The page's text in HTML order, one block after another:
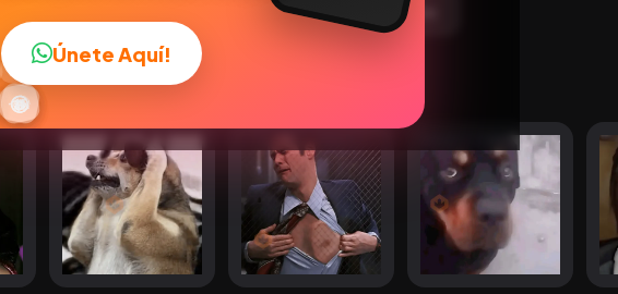
Agregar a favoritos
😎
😂
🔥
✨
🤩
😜
👍 Únete Aquí!